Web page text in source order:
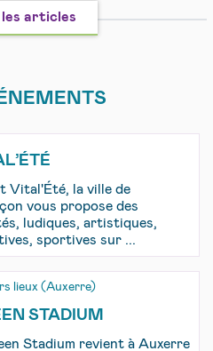
les articles
Vital'Été, la ville de
vous propose des
ludiques, artistiques,
sportives sur ...
lieux (Auxerre)
STADIUM
Stadium revient à Auxerre